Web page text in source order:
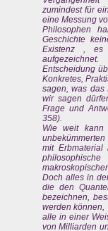
zumindest für
eine Messung
Philosophen
Geschichte
Existenz ,
Entscheidung
Konkretes,
sagen, was das
wir sagen
Frage und
358).
Wie weit kann
mit
Doch alles in
die den
bezeichnen,
werden können,
alle in einer
von Milliarden